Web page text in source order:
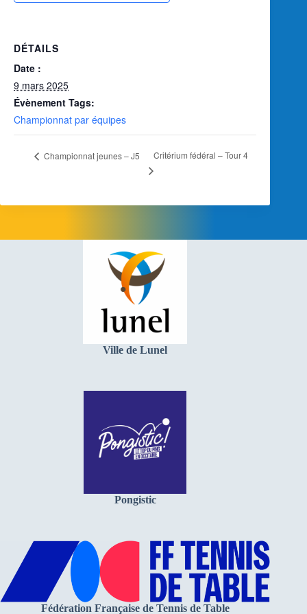
DÉTAILS
Date :
9 mars 2025
Évènement Tags:
Championnat par équipes
Championnat jeunes – J5 Critérium fédéral – Tour 4
Ville de Lunel
Pongistic
Fédération Française de Tennis de Table